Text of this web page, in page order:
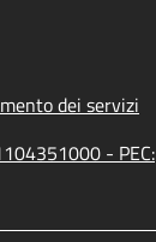
dei servizi
- PEC: